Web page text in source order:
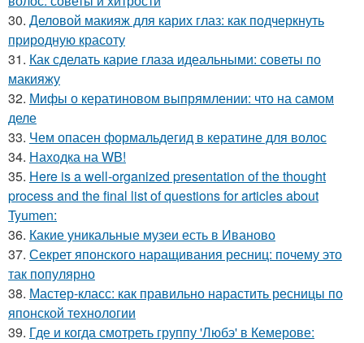
30. Деловой макияж для карих глаз: как подчеркнуть
природную красоту
31. Как сделать карие глаза идеальными: советы по
макияжу
32. Мифы о кератиновом выпрямлении: что на самом
деле
33. Чем опасен формальдегид в кератине для волос
34. Находка на WB!
35. Here is a well-organized presentation of the thought
process and the final list of questions for articles about
Tyumen:
36. Какие уникальные музеи есть в Иваново
37. Секрет японского наращивания ресниц: почему это
так популярно
38. Мастер-класс: как правильно нарастить ресницы по
японской технологии
39. Где и когда смотреть группу 'Любэ' в Кемерове: